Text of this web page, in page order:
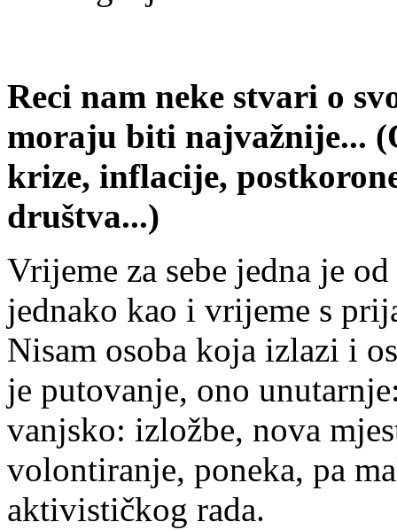
Reci nam neke stvari o
moraju biti najvažnije...
krize, inflacije,
društva...)
Vrijeme za sebe jedna je
jednako kao i vrijeme s
Nisam osoba koja izlazi i
je putovanje, ono
vanjsko: izložbe, nova
volontiranje, poneka, pa
aktivističkog rada.